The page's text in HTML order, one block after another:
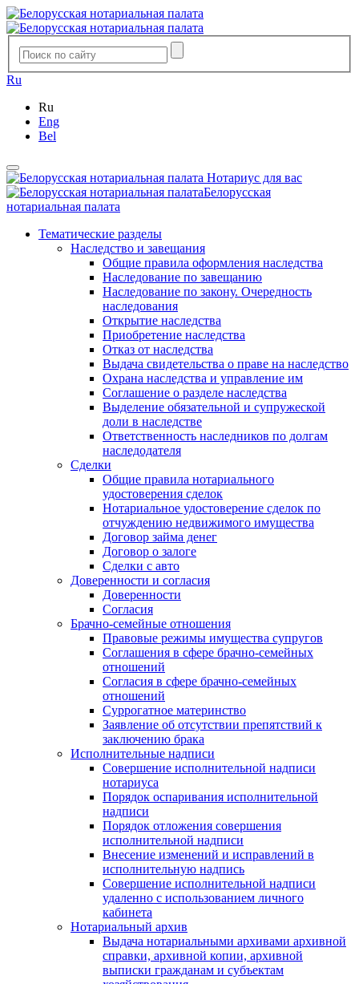
Ru
Ru
Eng
Bel
Нотариус для вас
Белорусская
нотариальная палата
Тематические разделы
Наследство и завещания
Общие правила оформления наследства
Наследование по завещанию
Наследование по закону. Очередность
наследования
Открытие наследства
Приобретение наследства
Отказ от наследства
Выдача свидетельства о праве на наследство
Охрана наследства и управление им
Соглашение о разделе наследства
Выделение обязательной и супружеской
доли в наследстве
Ответственность наследников по долгам
наследодателя
Сделки
Общие правила нотариального
удостоверения сделок
Нотариальное удостоверение сделок по
отчуждению недвижимого имущества
Договор займа денег
Договор о залоге
Сделки с авто
Доверенности и согласия
Доверенности
Согласия
Брачно-семейные отношения
Правовые режимы имущества супругов
Соглашения в сфере брачно-семейных
отношений
Согласия в сфере брачно-семейных
отношений
Суррогатное материнство
Заявление об отсутствии препятствий к
заключению брака
Исполнительные надписи
Совершение исполнительной надписи
нотариуса
Порядок оспаривания исполнительной
надписи
Порядок отложения совершения
исполнительной надписи
Внесение изменений и исправлений в
исполнительную надпись
Совершение исполнительной надписи
удаленно с использованием личного
кабинета
Нотариальный архив
Выдача нотариальными архивами архивной
справки, архивной копии, архивной
выписки гражданам и субъектам